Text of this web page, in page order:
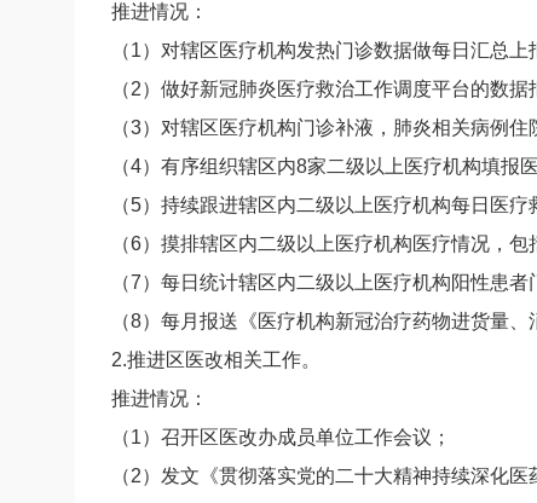
推进情况：
（1）对辖区医疗机构发热门诊数据做每日汇总上
（2）做好新冠肺炎医疗救治工作调度平台的数据
（3）对辖区医疗机构门诊补液，肺炎相关病例住
（4）有序组织辖区内8家二级以上医疗机构填报
（5）持续跟进辖区内二级以上医疗机构每日医
（6）摸排辖区内二级以上医疗机构医疗情况，
（7）每日统计辖区内二级以上医疗机构阳性患
（8）每月报送《医疗机构新冠治疗药物进货量
2.推进区医改相关工作。
推进情况：
（1）召开区医改办成员单位工作会议；
（2）发文《贯彻落实党的二十大精神持续深化